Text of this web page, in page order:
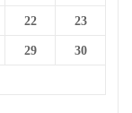
22 23
29 30